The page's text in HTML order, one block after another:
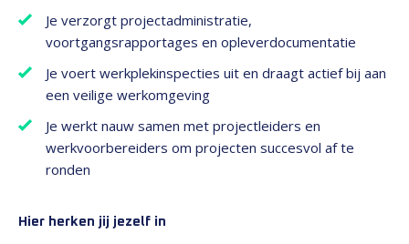
Je verzorgt projectadministratie,
voortgangsrapportages en opleverdocumentatie
Je voert werkplekinspecties uit en draagt actief bij aan
een veilige werkomgeving
Je werkt nauw samen met projectleiders en
werkvoorbereiders om projecten succesvol af te
ronden
Hier herken jij jezelf in